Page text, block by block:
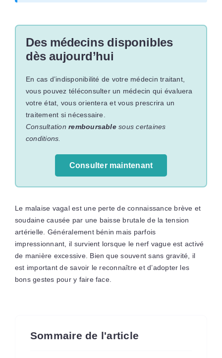
Des médecins disponibles
dès aujourd’hui
En cas d’indisponibilité de votre médecin traitant,
vous pouvez téléconsulter un médecin qui évaluera
votre état, vous orientera et vous prescrira un
traitement si nécessaire.
Consultationremboursablesous certaines
conditions.
Consulter maintenant
Le malaise vagal est une perte de connaissance brève et
soudaine causée par une baisse brutale de la tension
artérielle. Généralement bénin mais parfois
impressionnant, il survient lorsque le nerf vague est activé
de manière excessive. Bien que souvent sans gravité, il
est important de savoir le reconnaître et d’adopter les
bons gestes pour y faire face.
Sommaire de l'article